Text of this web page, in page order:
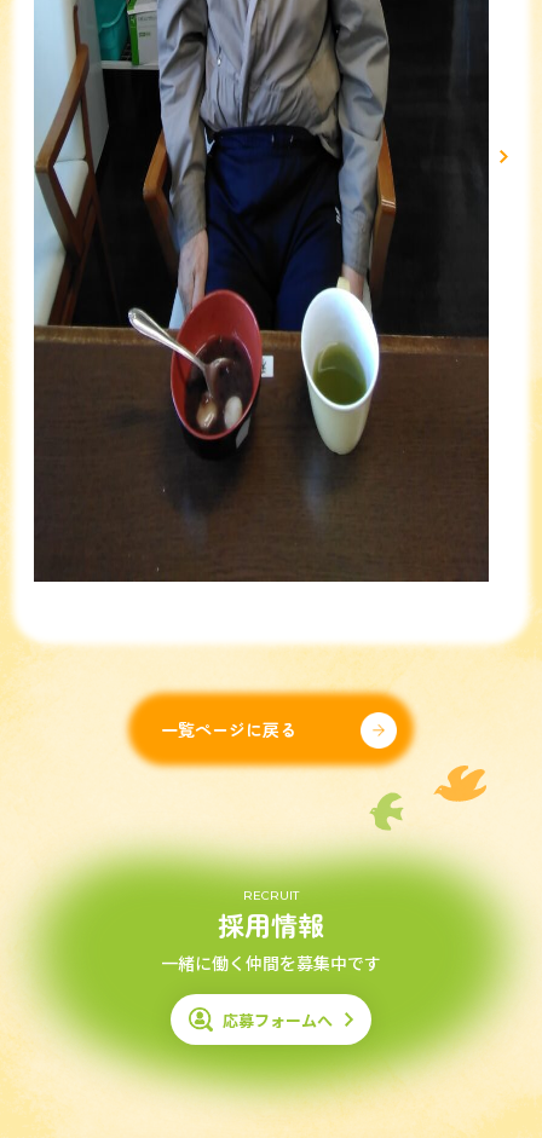
一覧ページに戻る
RECRUIT
採用情報
一緒に働く仲間を募集中です
応募フォームへ